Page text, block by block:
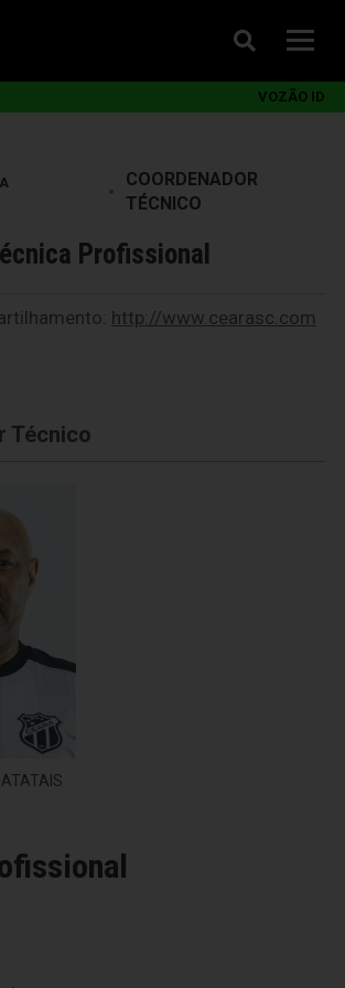
VOZÃO ID
•
COORDENADOR
TÉCNICO
Profissional
http://www.cearasc.com
Técnico